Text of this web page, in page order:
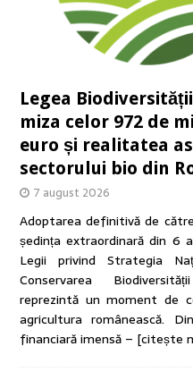
Legea
miza celor 972 de
euro și realitatea
sectorului bio din
7 august 2026
Adoptarea definitivă de
ședința extraordinară din 6
Legii privind Strategia
Conservarea
reprezintă un moment de
agricultura românească.
financiară imensă – [citește